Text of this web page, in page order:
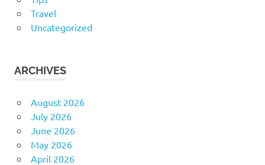
Travel
Uncategorized
ARCHIVES
August 2026
July 2026
June 2026
May 2026
April 2026